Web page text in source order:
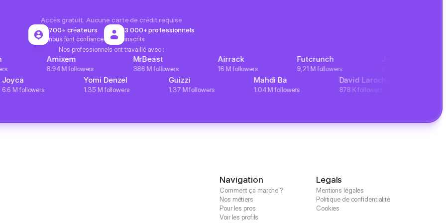
Accès gratuit. Aucune carte de crédit requise
700+ créateurs
nous font confiance
3 000+ professionnels
inscrits
Nos professionnels ont travaillé avec :
Amixem
8.94 M followers
MrBeast
386 M followers
Airrack
16 M followers
Futcrunch
9,21 M followers
6.6 M followers
Yomi Denzel
1.35 M followers 1.37 M followers
Mahdi Ba
1.04 M followers
David Laroche
878 K followers
Navigation
Comment ça marche ?
Nos métiers
Pour les pros
Voir les profils
Legals
Mentions légales
Politique de confidentialité
Cookies